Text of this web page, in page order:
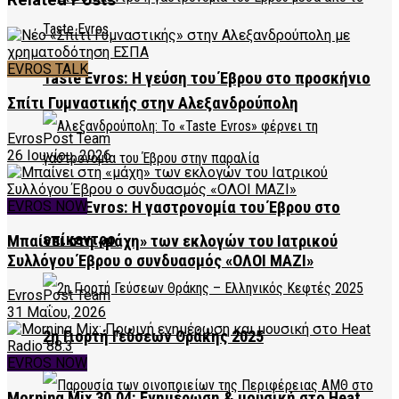
Taste Evros: Η γεύση του Έβρου στο προσκήνιο
Taste Evros: Η γαστρονομία του Έβρου στο
επίκεντρο
2η Γιορτή Γεύσεων Θράκης 2025
EVROS TALK
Σπίτι Γυμναστικής στην Αλεξανδρούπολη
EvrosPost Team
26 Ιουνίου, 2026
EVROS NOW
Μπαίνει στη «μάχη» των εκλογών του Ιατρικού
Συλλόγου Έβρου ο συνδυασμός «ΟΛΟΙ ΜΑΖΙ»
EvrosPost Team
31 Μαΐου, 2026
EVROS NOW